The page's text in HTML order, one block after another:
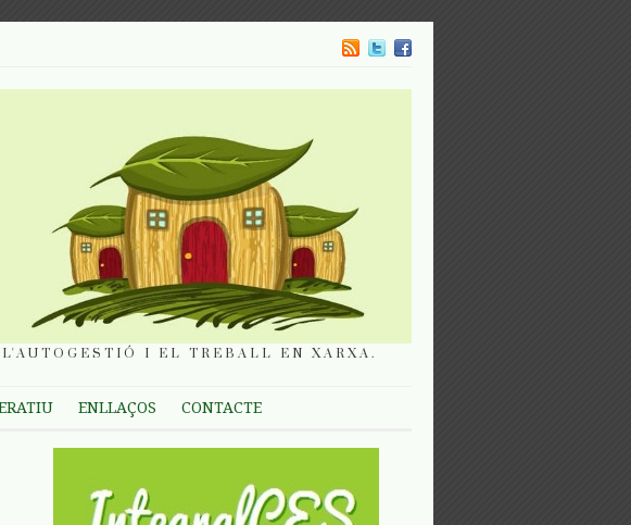
I EL TREBALL EN XARXA.
ENLLAÇOS CONTACTE